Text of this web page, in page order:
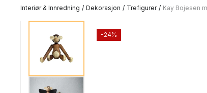
Interiør & Innredning / Dekorasjon / Trefigurer / Kay Bojesen
-24%